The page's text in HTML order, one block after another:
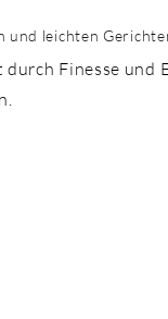
und leichten
Finesse und